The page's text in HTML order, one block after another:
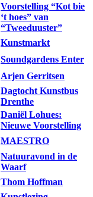
Voorstelling “Kot bie
‘t hoes” van
“Tweeduuster”
Kunstmarkt
Soundgardens Enter
Arjen Gerritsen
Dagtocht Kunstbus
Drenthe
Daniël Lohues:
Nieuwe Voorstelling
MAESTRO
Natuuravond in de
Waarf
Thom Hoffman